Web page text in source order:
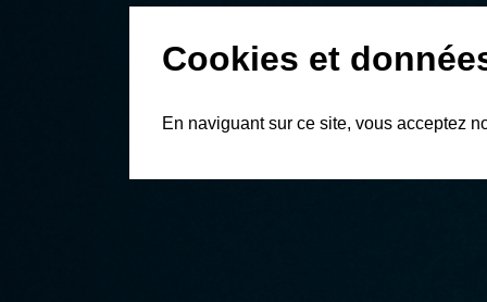
Cookies et
En naviguant sur ce site, vous acceptez